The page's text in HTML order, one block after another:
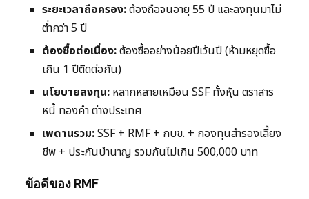
ระยะเวลาถือครอง:ต้องถือจนอายุ 55 ปี และลงทุนมาไม่
ต่ำกว่า 5 ปี
ต้องซื้อต่อเนื่อง:ต้องซื้ออย่างน้อยปีเว้นปี (ห้ามหยุดซื้อ
เกิน 1 ปีติดต่อกัน)
นโยบายลงทุน: หลากหลายเหมือน SSF ทั้งหุ้น ตราสาร
หนี้ ทองคำ ต่างประเทศ
เพดานรวม:SSF + RMF + กบข. + กองทุนสำรองเลี้ยง
ชีพ + ประกันบำนาญ รวมกันไม่เกิน 500,000 บาท
ข้อดีของ RMF